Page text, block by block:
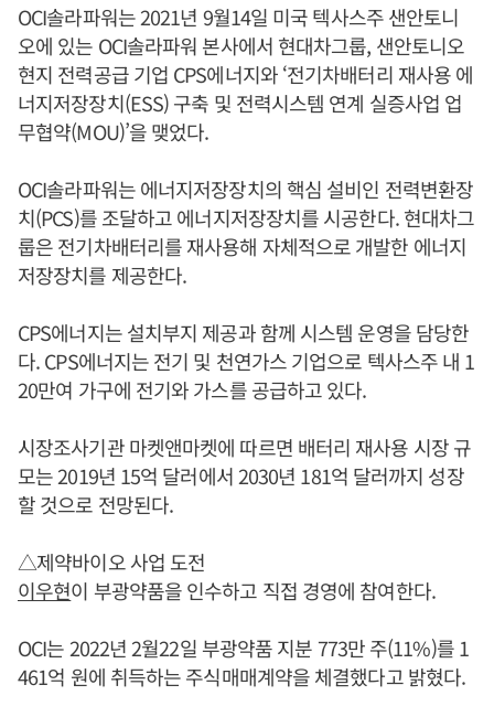
OCI솔라파워는 2021년 9월14일 미국 텍사스주 샌안토니
오에 있는 OCI솔라파워 본사에서 현대차그룹, 샌안토니오
현지 전력공급 기업 CPS에너지와 ‘전기차배터리 재사용 에
너지저장장치(ESS) 구축 및 전력시스템 연계 실증사업 업
무협약(MOU)’을 맺었다.
OCI솔라파워는 에너지저장장치의 핵심 설비인 전력변환장
치(PCS)를 조달하고 에너지저장장치를 시공한다. 현대차그
룹은 전기차배터리를 재사용해 자체적으로 개발한 에너지
저장장치를 제공한다.
CPS에너지는 설치부지 제공과 함께 시스템 운영을 담당한
다. CPS에너지는 전기 및 천연가스 기업으로 텍사스주 내 1
20만여 가구에 전기와 가스를 공급하고 있다.
시장조사기관 마켓앤마켓에 따르면 배터리 재사용 시장 규
모는 2019년 15억 달러에서 2030년 181억 달러까지 성장
할 것으로 전망된다.
△제약바이오 사업 도전
이우현이 부광약품을 인수하고 직접 경영에 참여한다.
OCI는 2022년 2월22일 부광약품 지분 773만 주(11%)를 1
461억 원에 취득하는 주식매매계약을 체결했다고 밝혔다.